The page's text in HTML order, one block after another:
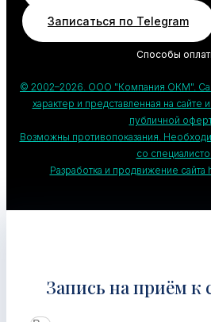
Записаться по Telegram
Способы
© 2002–2026. ООО "Компания ОКМ".
характер и представленная на сайте
публичной
Возможны противопоказания.
со
Разработка и продвижение
Запись на приём к